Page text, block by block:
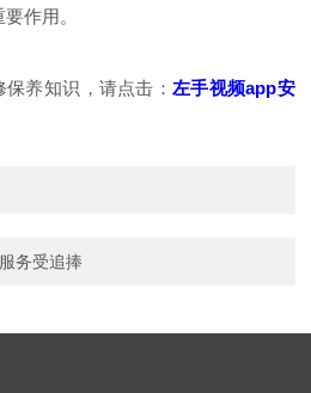
用。
识，请点击：左手视频app安
务受追捧